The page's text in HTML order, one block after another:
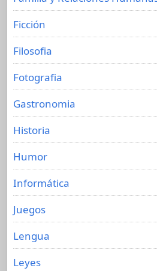
Ficción
Filosofia
Fotografia
Gastronomia
Historia
Humor
Informática
Juegos
Lengua
Leyes